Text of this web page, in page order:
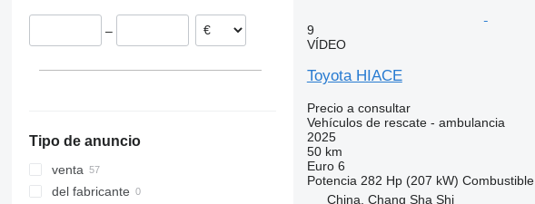
Japón
–
Tipo de anuncio
venta
del fabricante
9
VÍDEO
Toyota HIACE
Precio a consultar
Vehículos de rescate - ambulancia
2025
50 km
Euro 6
Potencia 282 Hp (207 kW) Combustible
China, Chang Sha Shi